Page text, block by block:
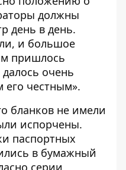
должны
день в день.
и большое
пришлось
очень
честным».
бланков не имели
испорчены.
паспортных
в бумажный
серии